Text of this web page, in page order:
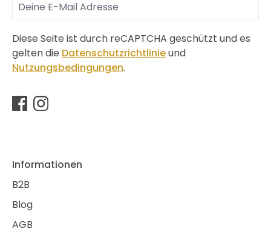
Diese Seite ist durch reCAPTCHA geschützt und es
gelten die Datenschutzrichtlinieund
Nutzungsbedingungen.
Informationen
B2B
Blog
AGB